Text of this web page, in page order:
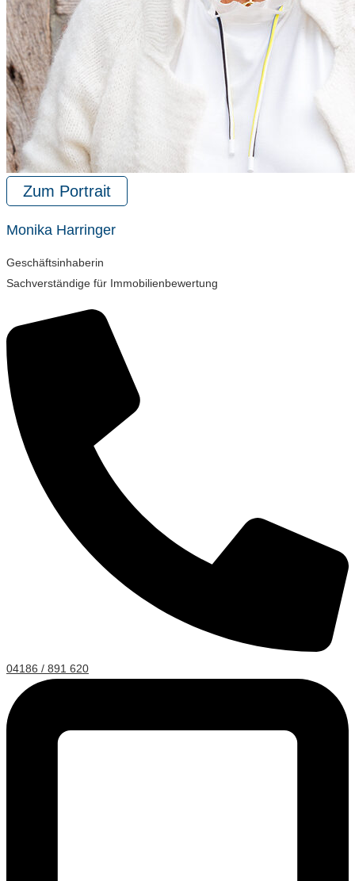
Zum Portrait
Monika Harringer
Geschäftsinhaberin
Sachverständige für Immobilienbewertung
04186 / 891 620